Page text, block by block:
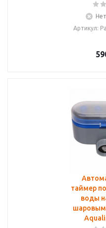
Артикул:
таймер
воды